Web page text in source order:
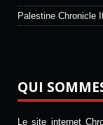
Palestine Chronicle
QUI
Le site internet